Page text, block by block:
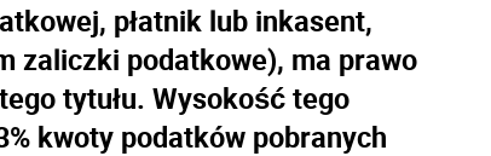
płatnik lub inkasent,
zaliczki podatkowe), ma prawo
tytułu. Wysokość tego
kwoty podatków pobranych